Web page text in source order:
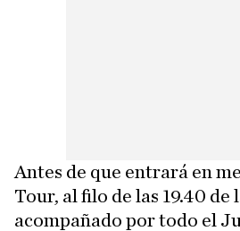
Antes de que entrará en
Tour, al filo de las 19.40 de
acompañado por todo el